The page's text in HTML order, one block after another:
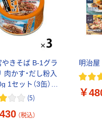
やきそば B-1グラ
肉かす・だし粉入
1セット（3缶）
ーズ 缶詰
(5)
（税込）
明治
￥